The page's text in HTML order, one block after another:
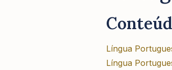
Língua
Língua